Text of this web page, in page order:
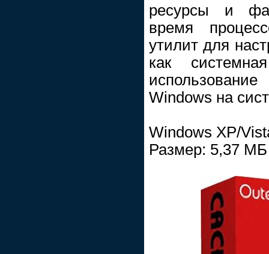
ресурсы и
время
утилит для
как
Windows на
Windows XP/
Размер: 5,37 МБ